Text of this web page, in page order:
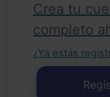
Crea tu
completo
¿Ya estás